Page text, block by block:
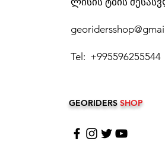
Tel: +995596255544
GEORIDERS SHOP